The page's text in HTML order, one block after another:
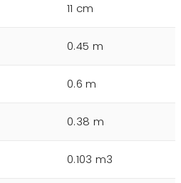
11 cm
0.45 m
0.6 m
0.38 m
0.103 m3